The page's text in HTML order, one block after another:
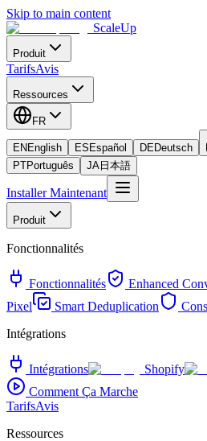
Skip to main content
ScaleUp
Produit
TarifsAvis
Ressources
FR
EN English ES Español DEDeutsch
PTPortuguês JA 日本語
Installer Maintenant
Produit
Fonctionnalités
Fonctionnalités Enhanced
Pixel
Smart Deduplication
Intégrations
Intégrations Shopify
Comment Ça Marche
TarifsAvis
Ressources